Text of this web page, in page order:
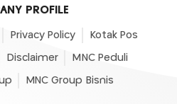
PROFILE
Privacy Policy Kotak Pos
Disclaimer MNC Peduli
MNC Group Bisnis